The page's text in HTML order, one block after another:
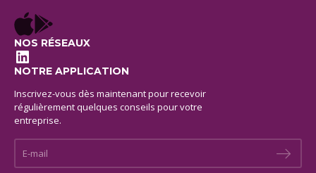
NOS RÉSEAUX
LinkedIn
NOTRE APPLICATION
Inscrivez-vous dès maintenant pour recevoir
régulièrement quelques conseils pour votre
entreprise.